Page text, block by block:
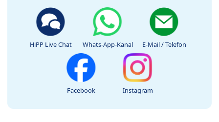
HiPP Live Chat Whats-App-Kanal E-Mail / Telefon
Facebook Instagram